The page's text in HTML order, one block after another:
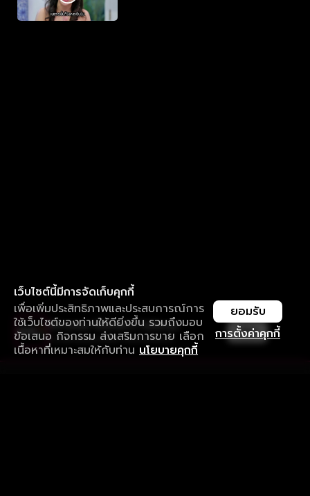
เว็บไซต์นี้มีการจัดเก็บคุกกี้
เพื่อเพิ่มประสิทธิภาพและประสบการณ์การ
ใช้เว็บไซต์ของท่านให้ดียิ่งขึ้น รวมถึงมอบ
ข้อเสนอ กิจกรรม ส่งเสริมการขาย เลือก
เนื้อหาที่เหมาะสมให้กับท่าน นโยบายคุกกี้
การตั้งค่าคุกกี้
ยอมรับ
ใช้งานแอป ลื่นไหลกว่า ไม่มีสะดุด
ดาวน์โหลดแอปเพื่อการรับชมที่ดีกว่า เปิด